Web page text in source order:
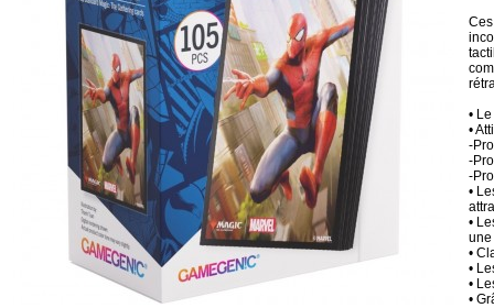
•
•
-
-
-
•
•
une
•
•
•
•